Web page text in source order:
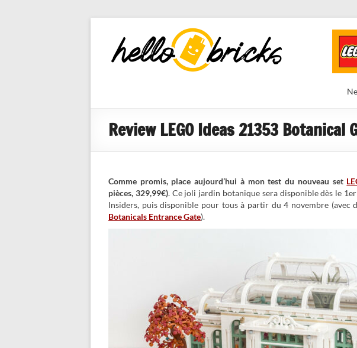
HelloBricks
Blog LEGO,
nouveaut�s
Review LEGO Ideas 21353
Comme promis, place aujourd’hui à mon test du nouveau set
pièces, 329,99€). Ce joli jardin botanique sera disponible dès le
Insiders, puis disponible pour tous à partir du 4 novembre (avec
Botanicals Entrance Gate).